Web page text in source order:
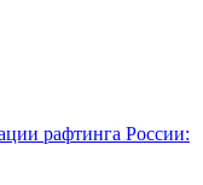
рафтинга России: